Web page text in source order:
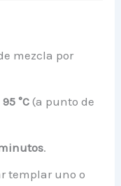
mezcla por
95 °C (a punto de
.
templar uno o